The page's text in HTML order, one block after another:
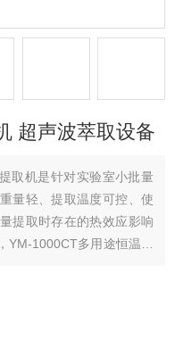
超声波萃取设备
取机是针对实验室小批量
量轻、提取温度可控、使
提取时存在的热效应影响
1000CT多用途恒温超
敏性提取物活性的破坏，